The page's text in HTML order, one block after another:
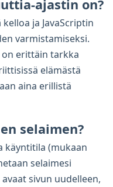
ajastin on?
ja JavaScriptin
varmistamiseksi.
on erittäin tarkka
elämästä
aina erillistä
selaimen?
käyntitila (mukaan
selaimesi
sivun uudelleen,